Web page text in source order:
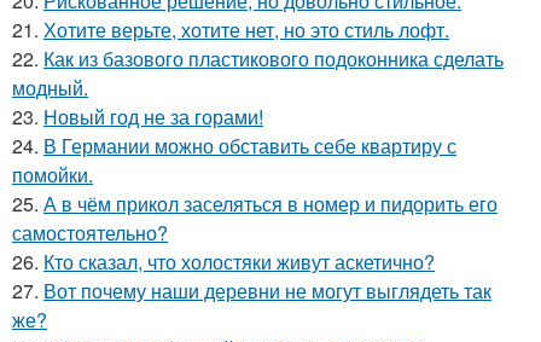
21. Хотите верьте, хотите нет, но это стиль лофт.
22. Как из базового пластикового подоконника сделать
модный.
23. Новый год не за горами!
24. В Германии можно обставить себе квартиру с
помойки.
25. А в чём прикол заселяться в номер и пидорить его
самостоятельно?
26. Кто сказал, что холостяки живут аскетично?
27. Вот почему наши деревни не могут выглядеть так
же?